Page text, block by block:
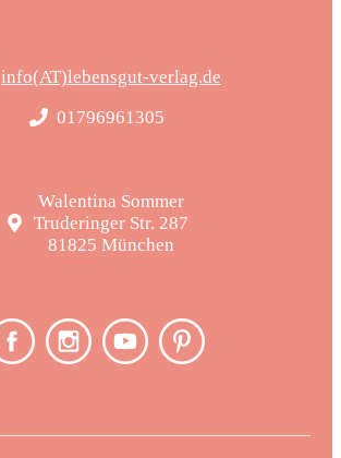
info(AT)lebensgut-verlag.de
01796961305
Walentina Sommer
Truderinger Str. 287
81825 München